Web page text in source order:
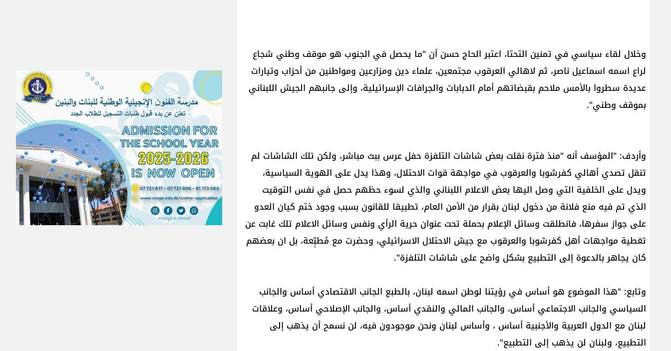
وخلال لقاء سياسي في تمنين التحتا، اعتبر الحاج حسن أن "ما يحصل في الجنوب هو موقف وطني شجاع
لراع اسمه اسماعيل ناصر، ثم لاهالي العرقوب مجتمعين، علماء دين ومزارعين ومواطنين من أحزاب وتيارات
عديدة سطروا بالأمس ملاحم بقبضاتهم أمام الدبابات والجرافات الإسرائيلية، وإلى جانبهم الجيش اللبناني
بموقف وطني".
وأردف: "المؤسف أنه "منذ فترة نقلت بعض شاشات التلفزة حفل عرس ببث مباشر، ولكن تلك الشاشات لم
تنقل تصدي أهالي كفرشوبا والعرقوب في مواجهة قوات الاحتلال، وهذا يدل على الهوية السياسية،
ويدل على الخلفية التي وصل اليها بعض الاعلام اللبناني والذي لسوء حظهم حصل في نفس التوقيت
الذي تم فيه منع فلانة من دخول لبنان بقرار من الأمن العام، تطبيقا للقانون بسبب وجود ختم كيان العدو
على جواز سفرها، فانطلقت وسائل الإعلام بحملة تحت عنوان حرية الرأي ونفس وسائل الاعلام تلك غابت عن
تغطية مواجهات أهل كفرشوبا والعرقوب مع جيش الاحتلال الاسرائيلي، وحضرت مع مُطبِّعة، بل ان بعضهم
كان يجاهر بالدعوة إلى التطبيع بشكل واضح على شاشات التلفزة".
وتابع: "هذا الموضوع هو أساس في رؤيتنا لوطن اسمه لبنان، بالطبع الجانب الاقتصادي أساس والجانب
السياسي والجانب الاجتماعي أساس، والجانب المالي والنقدي أساس، والجانب الإصلاحي أساس، وعلاقات
لبنان مع الدول العربية والأجنبية أساس ، وأساس لبنان ونحن موجودون فيه، لن نسمح أن يذهب إلى
التطبيع، ولبنان لن يذهب إلى التطبيع".